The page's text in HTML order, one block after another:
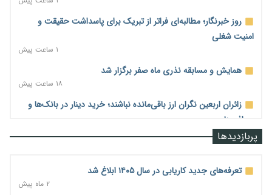
روز خبرنگار؛ مطالبه‌ای فراتر از تبریک برای پاسداشت حقیقت و
امنیت شغلی
۱ ساعت پیش
همایش و مسابقه نذری ماه صفر برگزار شد
۱۸ ساعت پیش
زائران اربعین نگران ارز باقی‌مانده نباشند؛ خرید دینار در بانک‌ها و
صرافی‌ها
اوراسیا تا ۲۰۳۵
۲ روز پیش
پربازدیدها
تعرفه‌های جدید کاریابی در سال ۱۴۰۵ ابلاغ شد
۲ ماه پیش